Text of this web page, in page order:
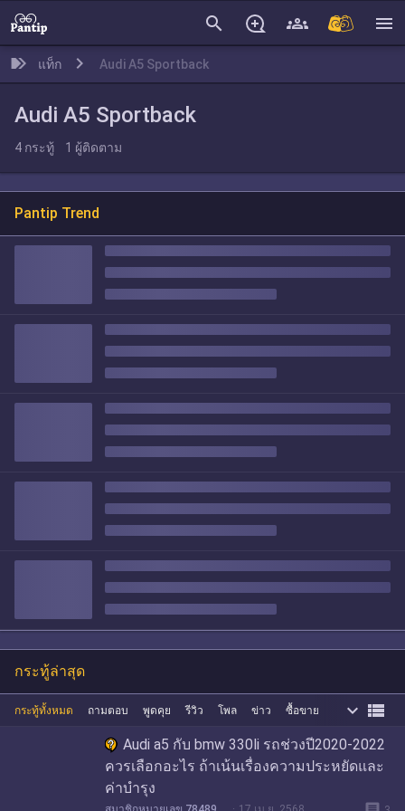
search menu
แท็ก Audi A5 Sportback
Audi A5 Sportback
4 กระทู้ 1 ผู้ติดตาม
Pantip Trend
กระทู้ล่าสุด
กระทู้ทั้งหมด ถามตอบ พูดคุย รีวิว โพล ข่าว ซื้อขาย  
Audi a5 กับ bmw 330li รถช่วงปี2020-2022
ควรเลือกอะไร ถ้าเน้นเรื่องความประหยัดและ
ค่าบำรุง